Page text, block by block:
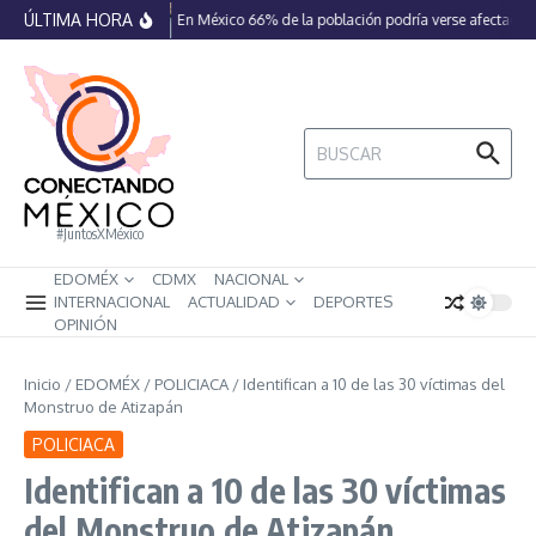
Saltar al contenido
ÚLTIMA HORA En México 66% de la población podría verse afectada
#JuntosXMéxico
Buscar:
EDOMÉX CDMX
NACIONAL
INTERNACIONAL
ACTUALIDAD
DEPORTES
OPINIÓN
Inicio / EDOMÉX / POLICIACA / Identifican a 10 de las 30 víctimas del
Monstruo de Atizapán
POLICIACA
Identifican a 10 de las 30 víctimas